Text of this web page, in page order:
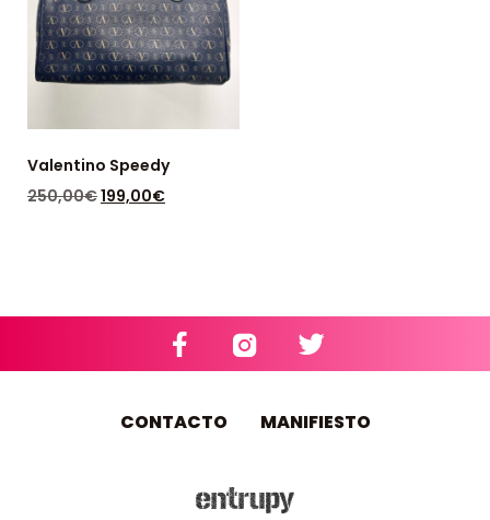
Valentino Speedy
250,00€199,00€
CONTACTO MANIFIESTO